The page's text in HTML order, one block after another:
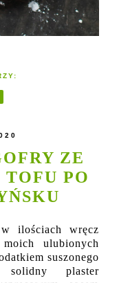
ZE
PO
ilościach wręcz
ulubionych
suszonego
solidny plaster